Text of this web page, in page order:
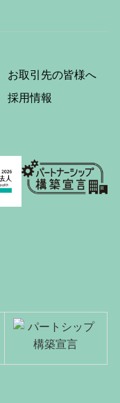
お取引先の皆様へ
採用情報